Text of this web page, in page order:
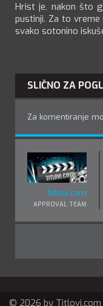
Hrist je, nakon što
pustinji. Za to vreme
svako sotonino
SLIČNO ZA
Za komentiranje
titlovi.com
APPROVAL TEAM
© 2026 by Titlovi.com